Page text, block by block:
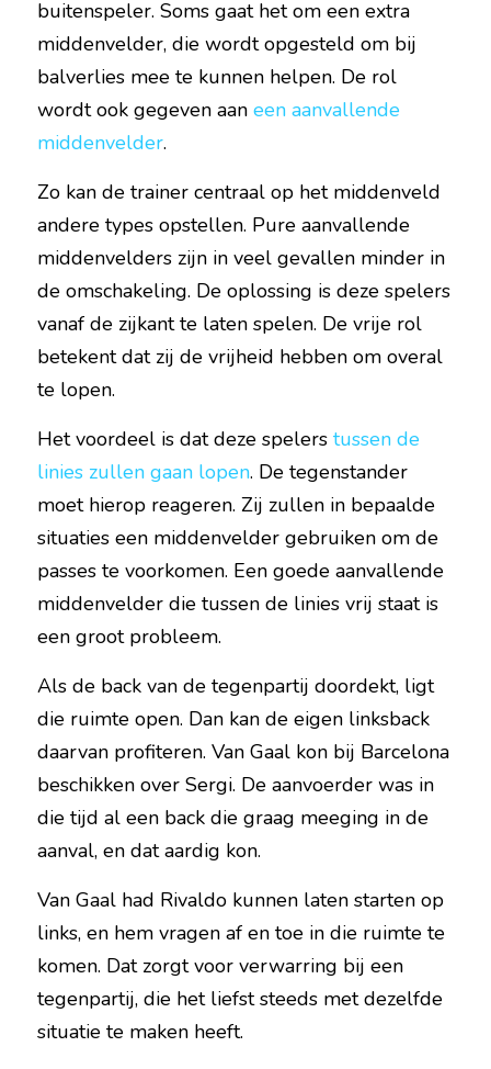
buitenspeler. Soms gaat het om een extra
middenvelder, die wordt opgesteld om bij
balverlies mee te kunnen helpen. De rol
wordt ook gegeven aan een aanvallende
middenvelder.
Zo kan de trainer centraal op het middenveld
andere types opstellen. Pure aanvallende
middenvelders zijn in veel gevallen minder in
de omschakeling. De oplossing is deze spelers
vanaf de zijkant te laten spelen. De vrije rol
betekent dat zij de vrijheid hebben om overal
te lopen.
Het voordeel is dat deze spelers tussen de
linies zullen gaan lopen. De tegenstander
moet hierop reageren. Zij zullen in bepaalde
situaties een middenvelder gebruiken om de
passes te voorkomen. Een goede aanvallende
middenvelder die tussen de linies vrij staat is
een groot probleem.
Als de back van de tegenpartij doordekt, ligt
die ruimte open. Dan kan de eigen linksback
daarvan profiteren. Van Gaal kon bij Barcelona
beschikken over Sergi. De aanvoerder was in
die tijd al een back die graag meeging in de
aanval, en dat aardig kon.
Van Gaal had Rivaldo kunnen laten starten op
links, en hem vragen af en toe in die ruimte te
komen. Dat zorgt voor verwarring bij een
tegenpartij, die het liefst steeds met dezelfde
situatie te maken heeft.